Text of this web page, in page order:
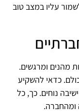
עליו במצב טוב
מהנים ומרגשים.
כדאי להשקיע
נוחים. כך, כל
ומהחברה.